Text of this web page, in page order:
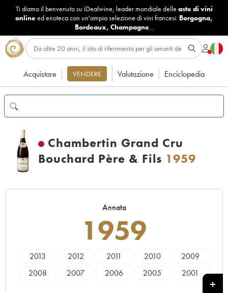
Ti diamo il benvenuto su iDealwine, leader mondiale delle aste di vini
onlineed enoteca con un'ampia selezione di vini francesi: Borgogna,
Bordeaux, Champagne...
Acquistare VENDERE Valutazione Enciclopedia
Chambertin Grand Cru
Bouchard Père & Fils 1959
Annata
1959
2013 2012 2011 2010
2009
2008
2007 2006 2005
2001